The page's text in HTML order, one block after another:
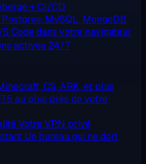
+ CI/CD
Postgres, MySQL, MongoDB
Code dans votre navigateur
actives 24/7
CS, ARK, et plus
au plus près de votre
Votre VPN privé
Un bureau qui ne dort